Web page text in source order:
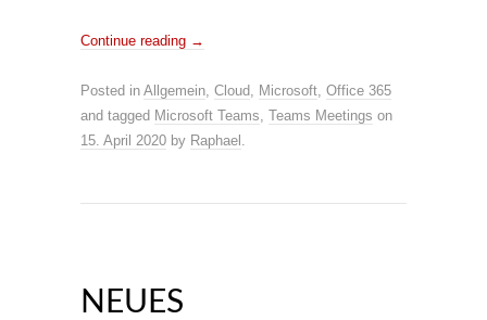
Continue reading →
Posted in Allgemein, Cloud, Microsoft, Office 365
and tagged Microsoft Teams, Teams Meetings on
15. April 2020 by Raphael .
NEUES